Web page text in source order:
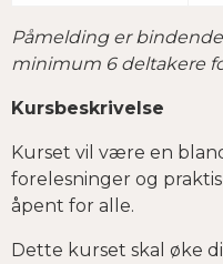
Påmelding er
minimum 6 deltakere
Kursbeskrivelse
Kurset vil være en
forelesninger og
åpent for alle.
Dette kurset skal øke